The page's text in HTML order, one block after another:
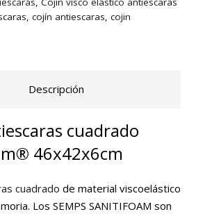
cojín antiescaras cojin
Descripción
cuadrado
46x42x6cm
cuadrado de material viscoelástico
Los SEMPS SANITIFOAM son